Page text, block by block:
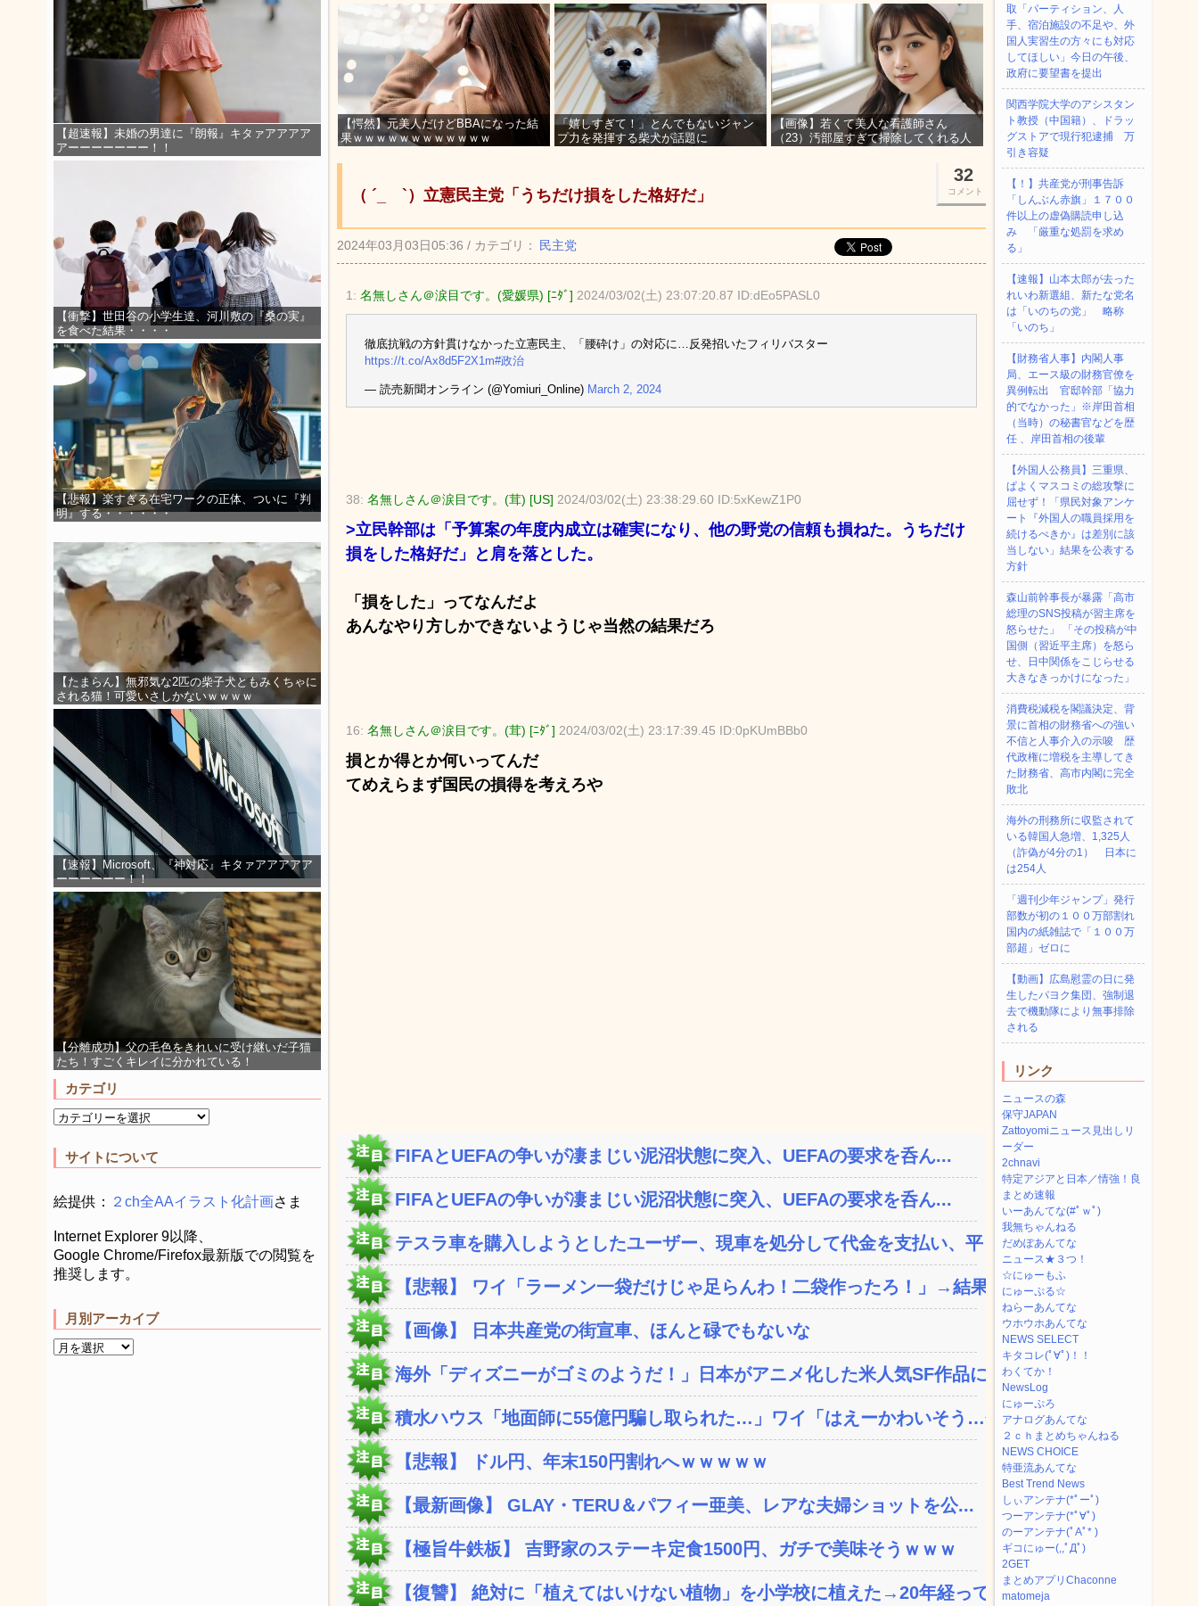
【超速報】未婚の男達に『朗報』キタァアアアア
アーーーーーーー！！
【衝撃】世田谷の小学生達、河川敷の『桑の実』
を食べた結果・・・・
【悲報】楽すぎる在宅ワークの正体、ついに『判
明』する・・・・・・
【たまらん】無邪気な2匹の柴子犬ともみくちゃに
される猫！可愛いさしかないｗｗｗｗ
【速報】Microsoft、『神対応』キタァアアアアア
ーーーーーー！！
【分離成功】父の毛色をきれいに受け継いだ子猫
たち！すごくキレイに分かれている！
カテゴリ
サイトについて
絵提供： ２ch全AAイラスト化計画さま
Internet Explorer 9以降、
Google Chrome/Firefox最新版での閲覧を
推奨します。
月別アーカイブ
【愕然】元美人だけどBBAになった結
果ｗｗｗｗｗｗｗｗｗｗｗｗ
「嬉しすぎて！」とんでもないジャン
プ力を発揮する柴犬が話題に
【画像】若くて美人な看護師さん
（23）汚部屋すぎて掃除してくれる人
32
コメント
（ ´_ゝ`）立憲民主党「うちだけ損をした格好だ」
2024年03月03日05:36 / カテゴリ： 民主党
1: 名無しさん＠涙目です。(愛媛県) [ﾆﾀﾞ] 2024/03/02(土) 23:07:20.87 ID:dEo5PASL0
徹底抗戦の方針貫けなかった立憲民主、「腰砕け」の対応に…反発招いたフィリバスター
https://t.co/Ax8d5F2X1m#政治
— 読売新聞オンライン (@Yomiuri_Online) March 2, 2024
38: 名無しさん＠涙目です。(茸) [US] 2024/03/02(土) 23:38:29.60 ID:5xKewZ1P0
>立民幹部は「予算案の年度内成立は確実になり、他の野党の信頼も損ねた。うちだけ
損をした格好だ」と肩を落とした。
「損をした」ってなんだよ
あんなやり方しかできないようじゃ当然の結果だろ
16: 名無しさん＠涙目です。(茸) [ﾆﾀﾞ] 2024/03/02(土) 23:17:39.45 ID:0pKUmBBb0
損とか得とか何いってんだ
てめえらまず国民の損得を考えろや
FIFAとUEFAの争いが凄まじい泥沼状態に突入、UEFAの要求を呑ん...
FIFAとUEFAの争いが凄まじい泥沼状態に突入、UEFAの要求を呑ん...
テスラ車を購入しようとしたユーザー、現車を処分して代金を支払い、平日の...
【悲報】 ワイ「ラーメン一袋だけじゃ足らんわ！二袋作ったろ！」→結果ｗ...
【画像】 日本共産党の街宣車、ほんと碌でもないな
海外「ディズニーがゴミのようだ！」日本がアニメ化した米人気SF作品に絶...
積水ハウス「地面師に55億円騙し取られた…」ワイ「はえーかわいそう…会...
【悲報】 ドル円、年末150円割れへｗｗｗｗｗ
【最新画像】 GLAY・TERU＆パフィー亜美、レアな夫婦ショットを公...
【極旨牛鉄板】 吉野家のステーキ定食1500円、ガチで美味そうｗｗｗ
【復讐】 絶対に「植えてはいけない植物」を小学校に植えた→20年経って...
取「パーティション、人
手、宿泊施設の不足や、外
国人実習生の方々にも対応
してほしい」今日の午後、
政府に要望書を提出
関西学院大学のアシスタン
ト教授（中国籍）、ドラッ
グストアで現行犯逮捕 万
引き容疑
【！】共産党が刑事告訴
「しんぶん赤旗」１７００
件以上の虚偽購読申し込
み 「厳重な処罰を求め
る」
【速報】山本太郎が去った
れいわ新選組、新たな党名
は「いのちの党」 略称
「いのち」
【財務省人事】内閣人事
局、エース級の財務官僚を
異例転出 官邸幹部「協力
的でなかった」※岸田首相
（当時）の秘書官などを歴
任 、岸田首相の後輩
【外国人公務員】三重県、
ぱよくマスコミの総攻撃に
屈せず！「県民対象アンケ
ート『外国人の職員採用を
続けるべきか』は差別に該
当しない」結果を公表する
方針
森山前幹事長が暴露「高市
総理のSNS投稿が習主席を
怒らせた」 「その投稿が中
国側（習近平主席）を怒ら
せ、日中関係をこじらせる
大きなきっかけになった」
消費税減税を閣議決定、背
景に首相の財務省への強い
不信と人事介入の示唆 歴
代政権に増税を主導してき
た財務省、高市内閣に完全
敗北
海外の刑務所に収監されて
いる韓国人急増、1,325人
（詐偽が4分の1） 日本に
は254人
「週刊少年ジャンプ」発行
部数が初の１００万部割れ
国内の紙雑誌で「１００万
部超」ゼロに
【動画】広島慰霊の日に発
生したパヨク集団、強制退
去で機動隊により無事排除
される
リンク
ニュースの森
保守JAPAN
Zattoyomiニュース見出しリ
ーダー
2chnavi
特定アジアと日本／情強！良
まとめ速報
いーあんてな(#ﾟｗﾟ)
我無ちゃんねる
だめぽあんてな
ニュース★３つ！
☆にゅーもふ
にゅーぷる☆
ねらーあんてな
ウホウホあんてな
NEWS SELECT
キタコレ(ﾟ∀ﾟ)！！
わくてか！
NewsLog
にゅーぷろ
アナログあんてな
２ｃｈまとめちゃんねる
NEWS CHOICE
特亜流あんてな
Best Trend News
しぃアンテナ(*ﾟーﾟ)
つーアンテナ(*ﾟ∀ﾟ)
のーアンテナ(ﾟAﾟ* )
ギコにゅー(,,ﾟДﾟ)
2GET
まとめアプリChaconne
matomeja